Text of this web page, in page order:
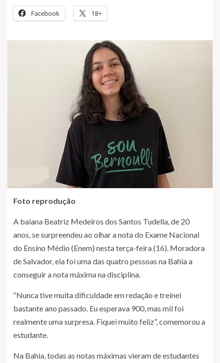
Facebook 18+
Foto reprodução
A baiana Beatriz Medeiros dos Santos Tudella, de 20
anos, se surpreendeu ao olhar a nota do Exame Nacional
do Ensino Médio (Enem) nesta terça-feira (16). Moradora
de Salvador, ela foi uma das quatro pessoas na Bahia a
conseguir a nota máxima na disciplina.
“Nunca tive muita dificuldade em redação e treinei
bastante ano passado. Eu esperava 900, mas mil foi
realmente uma surpresa. Fiquei muito feliz”, comemorou a
estudante.
Na Bahia, todas as notas máximas vieram de estudantes